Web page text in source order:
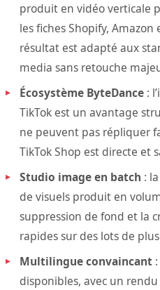
produit en vidéo verticale
les fiches Shopify, Amazon
résultat est adapté aux
media sans retouche
Écosystème ByteDance :
TikTok est un avantage
ne peuvent pas répliquer
TikTok Shop est directe et
Studio image en batch :
de visuels produit en
suppression de fond et la
rapides sur des lots de
Multilingue convaincant
disponibles, avec un